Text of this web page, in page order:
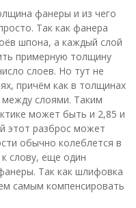
фанеры и из чего
Так как фанера
шпона, а каждый слой
примерную толщину
слоев. Но тут не
причём как в толщинах
слоями. Таким
может быть и 2,85 и
этот разброс может
обычно колеблется в
слову, еще один
Так как шлифовка
самым компенсировать